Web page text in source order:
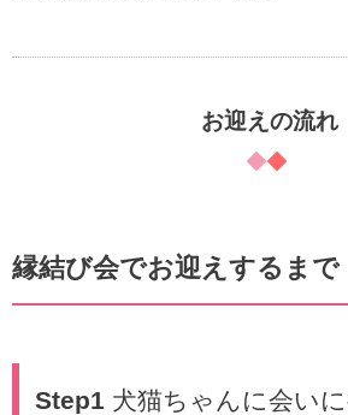
お迎えの流れ
縁結び会でお迎えするまで
Step1 犬猫ちゃんに会いに